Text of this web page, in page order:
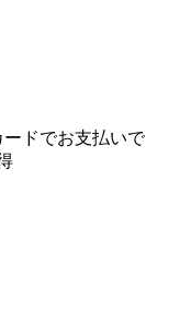
ドでお支払いで